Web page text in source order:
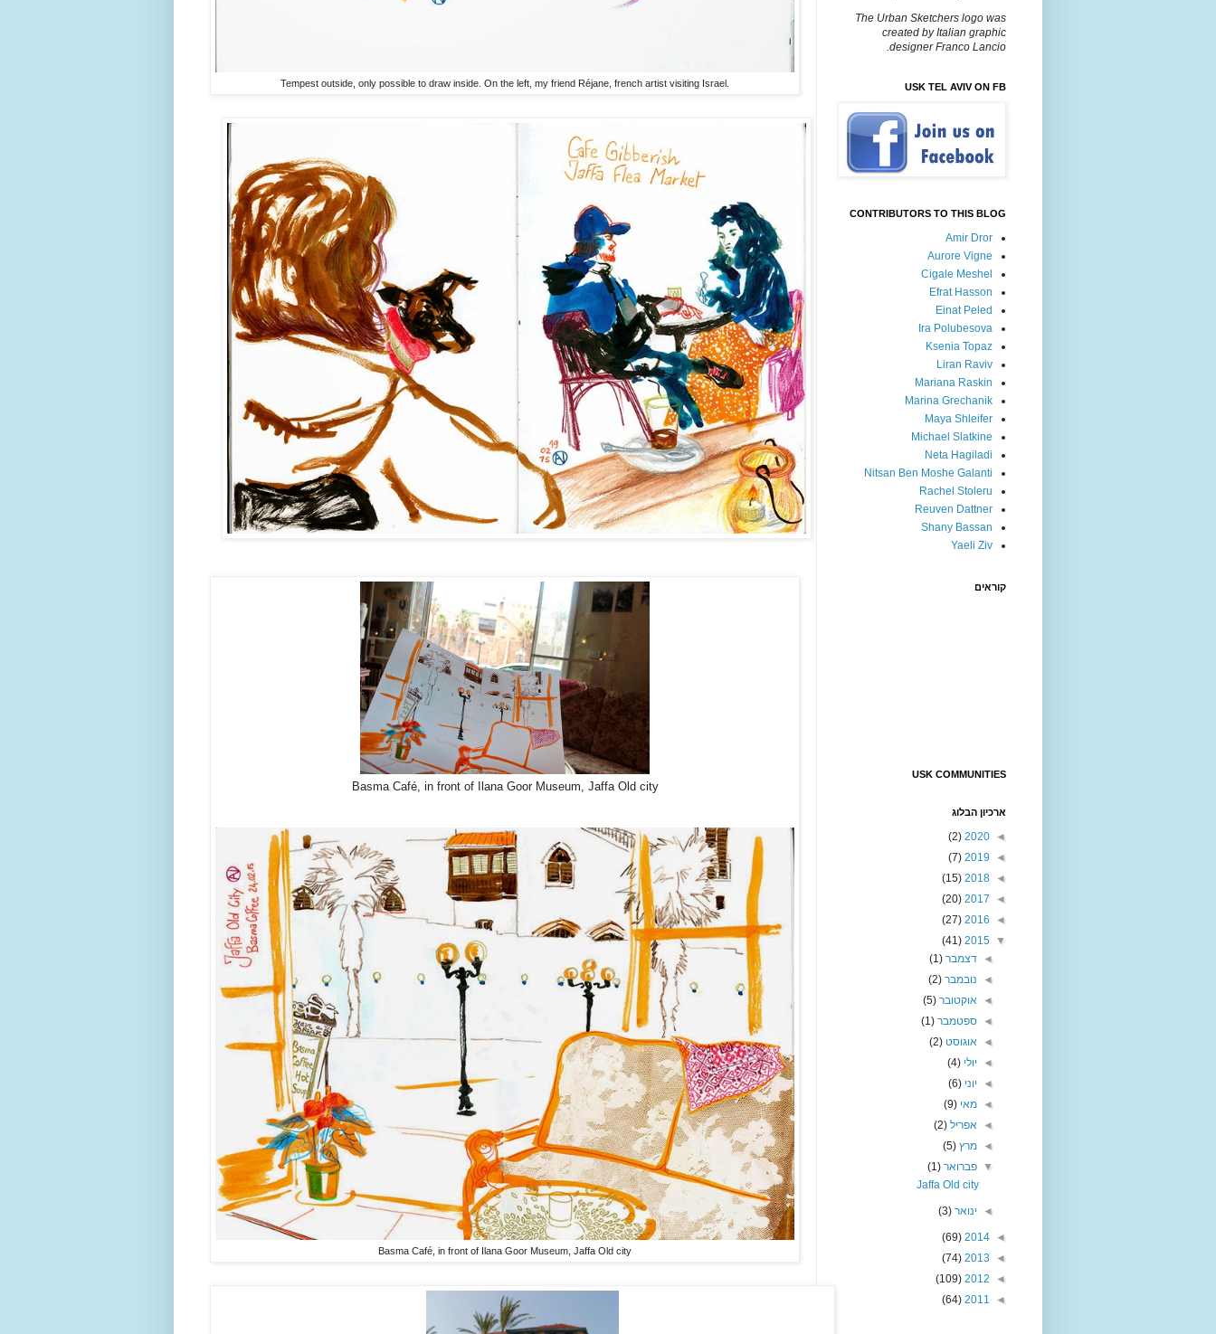
Tempest outside, only possible to draw inside. On the left, my friend Réjane, french artist visiting Israel.
Basma Café, in front of Ilana Goor Museum, Jaffa Old city
Basma Café, in front of Ilana Goor Museum, Jaffa Old city
The Urban Sketchers logo was
created by Italian graphic
designer Franco Lancio.
USK TEL AVIV ON FB
CONTRIBUTORS TO THIS BLOG
Amir Dror
Aurore Vigne
Cigale Meshel
Efrat Hasson
Einat Peled
Ira Polubesova
Ksenia Topaz
Liran Raviv
Mariana Raskin
Marina Grechanik
Maya Shleifer
Michael Slatkine
Neta Hagiladi
Nitsan Ben Moshe Galanti
Rachel Stoleru
Reuven Dattner
Shany Bassan
Yaeli Ziv
קוראים
USK COMMUNITIES
ארכיון הבלוג
◄
2020
(2)
◄
2019
(7)
◄
2018
(15)
◄
2017
(20)
◄
2016
(27)
▼
2015
(41)
◄דצמבר(1)
◄ נובמבר(2)
◄ אוקטובר(5)
◄ספטמבר(1)
◄ אוגוסט(2)
◄ יולי(4)
◄ יוני(6)
◄מאי(9)
◄ אפריל(2)
◄מרץ(5)
▼פברואר(1)
Jaffa Old city
◄ ינואר(3)
◄
2014
(69)
◄
2013
(74)
◄
2012
(109)
◄
2011
(64)